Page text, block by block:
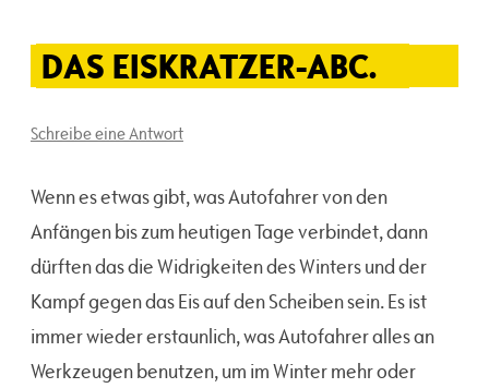
DAS EISKRATZER-ABC.
Schreibe eine Antwort
Wenn es etwas gibt, was Autofahrer von den
Anfängen bis zum heutigen Tage verbindet, dann
dürften das die Widrigkeiten des Winters und der
Kampf gegen das Eis auf den Scheiben sein. Es ist
immer wieder erstaunlich, was Autofahrer alles an
Werkzeugen benutzen, um im Winter mehr oder